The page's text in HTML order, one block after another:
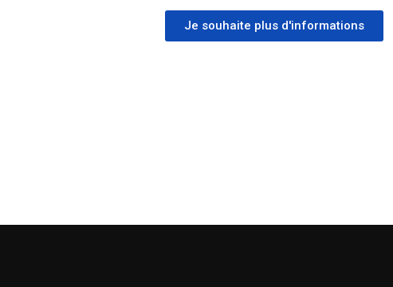
Je souhaite plus d'informations